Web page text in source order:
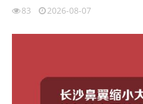
83 2026-08-07